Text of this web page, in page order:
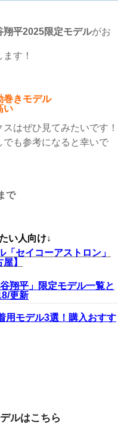
翔平2025限定モデルがお
す！
巻きモデル
い
はぜひ見てみたいです！
も参考になると幸いで
で
い人向け↓
「セイコーアストロン」
】
翔平」限定モデル一覧と
更新
用モデル3選！購入おすす
ルはこちら